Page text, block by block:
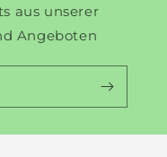
aus unserer
Angeboten